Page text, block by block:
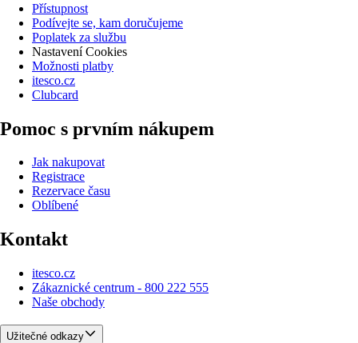
Přístupnost
Podívejte se, kam doručujeme
Poplatek za službu
Nastavení Cookies
Možnosti platby
itesco.cz
Clubcard
Pomoc s prvním nákupem
Jak nakupovat
Registrace
Rezervace času
Oblíbené
Kontakt
itesco.cz
Zákaznické centrum - 800 222 555
Naše obchody
Užitečné odkazy